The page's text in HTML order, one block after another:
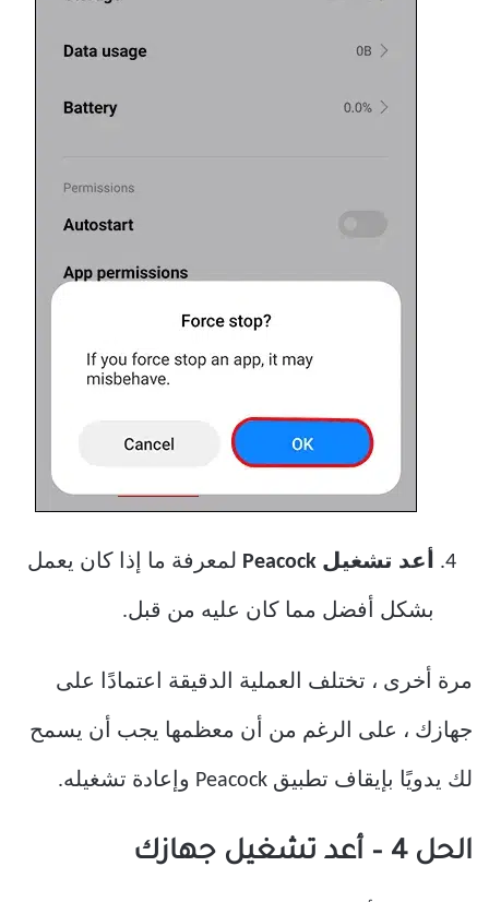
أعد تشغيل Peacock لمعرفة ما إذا كان يعمل
بشكل أفضل مما كان عليه من قبل.
مرة أخرى ، تختلف العملية الدقيقة اعتمادًا على
جهازك ، على الرغم من أن معظمها يجب أن يسمح
لك يدويًا بإيقاف تطبيق Peacock وإعادة تشغيله.
الحل 4 – أعد تشغيل جهازك